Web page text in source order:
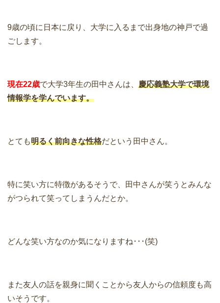
9歳の頃に日本に戻り、大学に入るまで出身地の神戸で過
ごします。
現在22歳で大学3年生の田中さんは、 慶応義塾大学で環境
情報学を学んでいます。
とても明るく前向きな性格だという田中さん。
特に笑い方に特徴があるそうで、田中さんが笑うとみんな
がつられて笑ってしまうんだとか。
どんな笑い方なのか気になりますね･･･(笑)
また友人の話を親身に聞くことから友人からの信頼度も高
いそうです。